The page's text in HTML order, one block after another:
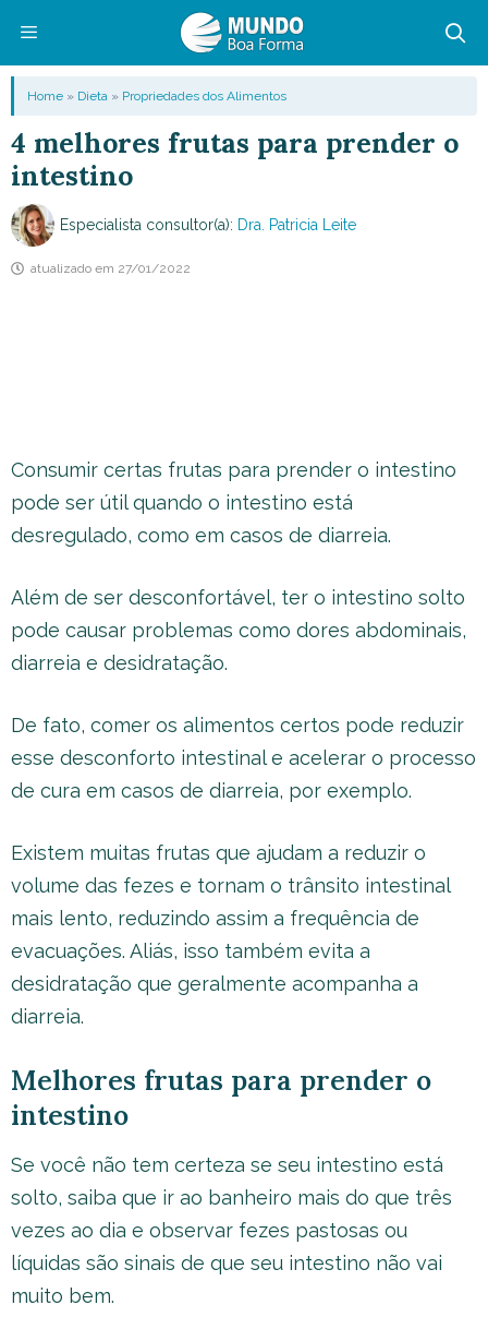
conteúdo
Menu
Home » Dieta » Propriedades dos Alimentos
4 melhores frutas para prender o
intestino
Especialista consultor(a): Dra. Patricia Leite
atualizado em 27/01/2022
Consumir certas frutas para prender o intestino
pode ser útil quando o intestino está
desregulado, como em casos de diarreia.
Além de ser desconfortável, ter o intestino solto
pode causar problemas como dores abdominais,
diarreia e desidratação.
De fato, comer os alimentos certos pode reduzir
esse desconforto intestinal e acelerar o processo
de cura em casos de diarreia, por exemplo.
Existem muitas frutas que ajudam a reduzir o
volume das fezes e tornam o trânsito intestinal
mais lento, reduzindo assim a frequência de
evacuações. Aliás, isso também evita a
desidratação que geralmente acompanha a
diarreia.
Melhores frutas para prender o
intestino
Se você não tem certeza se seu intestino está
solto, saiba que ir ao banheiro mais do que três
vezes ao dia e observar fezes pastosas ou
líquidas são sinais de que seu intestino não vai
muito bem.